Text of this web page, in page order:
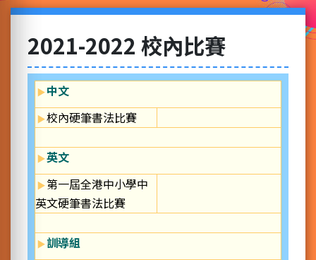
2021-2022 校內比賽
中文
校內硬筆書法比賽
英文
第一屆全港中小學中
英文硬筆書法比賽
訓導組